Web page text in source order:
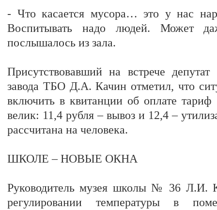
- Что касается мусора… это у нас
Воспитывать надо людей. Может
послышалось из зала.
Присутствовавший на встрече
завода ТБО Д.А. Качин отметил, что
включить в квитанции об оплате
велик: 11,4 рубля – вывоз и 12,4 –
рассчитана на человека.
ШКОЛЕ – НОВЫЕ ОКНА
Руководитель музея школы № 36 Л.И.
регулировании температуры в